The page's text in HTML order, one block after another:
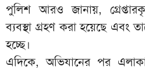
পুলিশ আরও জানায়,
ব্যবস্থা গ্রহণ করা হয়েছে এবং
হচ্ছে।
এদিকে, অভিযানের পর